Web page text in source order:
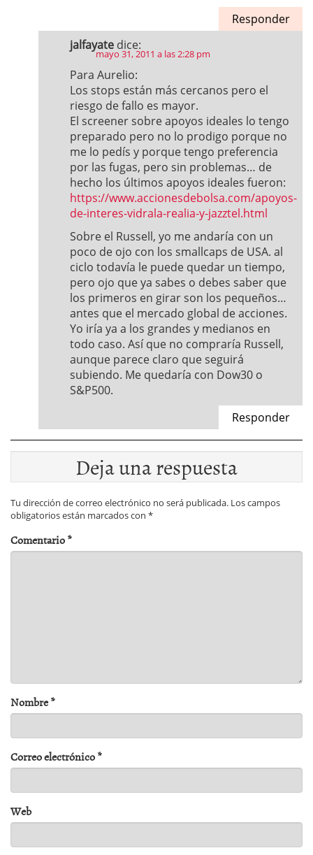
Responder
jalfayate dice:
mayo 31, 2011 a las 2:28 pm
Para Aurelio:
Los stops están más cercanos pero el
riesgo de fallo es mayor.
El screener sobre apoyos ideales lo tengo
preparado pero no lo prodigo porque no
me lo pedís y porque tengo preferencia
por las fugas, pero sin problemas… de
hecho los últimos apoyos ideales fueron:
https://www.accionesdebolsa.com/apoyos-
de-interes-vidrala-realia-y-jazztel.html
Sobre el Russell, yo me andaría con un
poco de ojo con los smallcaps de USA. al
ciclo todavía le puede quedar un tiempo,
pero ojo que ya sabes o debes saber que
los primeros en girar son los pequeños…
antes que el mercado global de acciones.
Yo iría ya a los grandes y medianos en
todo caso. Así que no compraría Russell,
aunque parece claro que seguirá
subiendo. Me quedaría con Dow30 o
S&P500.
Responder
Deja una respuesta
Tu dirección de correo electrónico no será publicada. Los campos
obligatorios están marcados con *
Comentario*
Nombre*
Correo electrónico*
Web